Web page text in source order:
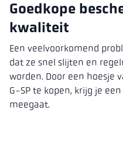
Goedkope
kwaliteit
Een veelvoorkomend
dat ze snel slijten en
worden. Door een hoesje
G-SP te kopen, krijg je
meegaat.